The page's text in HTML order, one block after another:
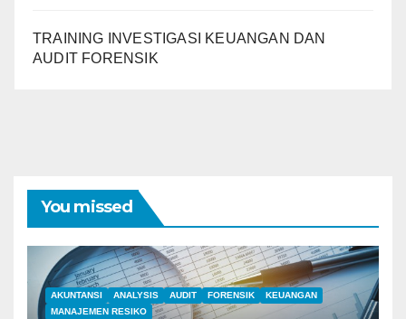
TRAINING INVESTIGASI KEUANGAN DAN
AUDIT FORENSIK
You missed
AKUNTANSI ANALYSIS AUDIT FORENSIK
KEUANGAN
MANAJEMEN RESIKO